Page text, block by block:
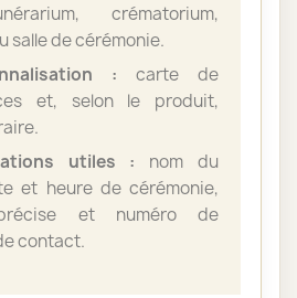
crématorium,
salle de cérémonie.
: carte de
et, selon le produit,
utiles : nom du
et heure de cérémonie,
et numéro de
contact.